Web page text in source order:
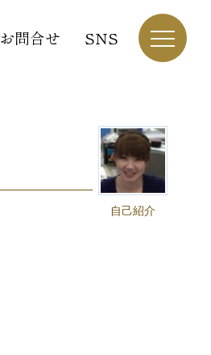
お問合せ SNS
自己紹介